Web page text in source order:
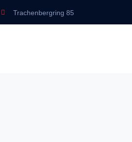
Trachenbergring 85